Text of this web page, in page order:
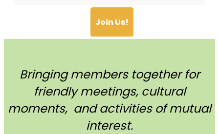
Join Us!
Bringing members together for
friendly meetings, cultural
moments, and activities of mutual
interest.